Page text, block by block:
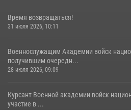
Время возвращаться!
31 июля 2026, 10:11
Военнослужащим Академии войск
получившим очередн...
28 июля 2026, 09:09
Курсант Военной академии войск
участие в ...